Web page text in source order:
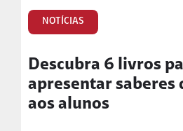
NOTÍCIAS
Descubra 6 livros
apresentar saberes
aos alunos